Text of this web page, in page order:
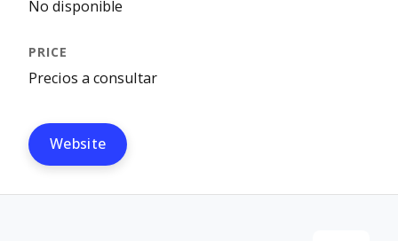
No disponible
Precios a consultar
Website